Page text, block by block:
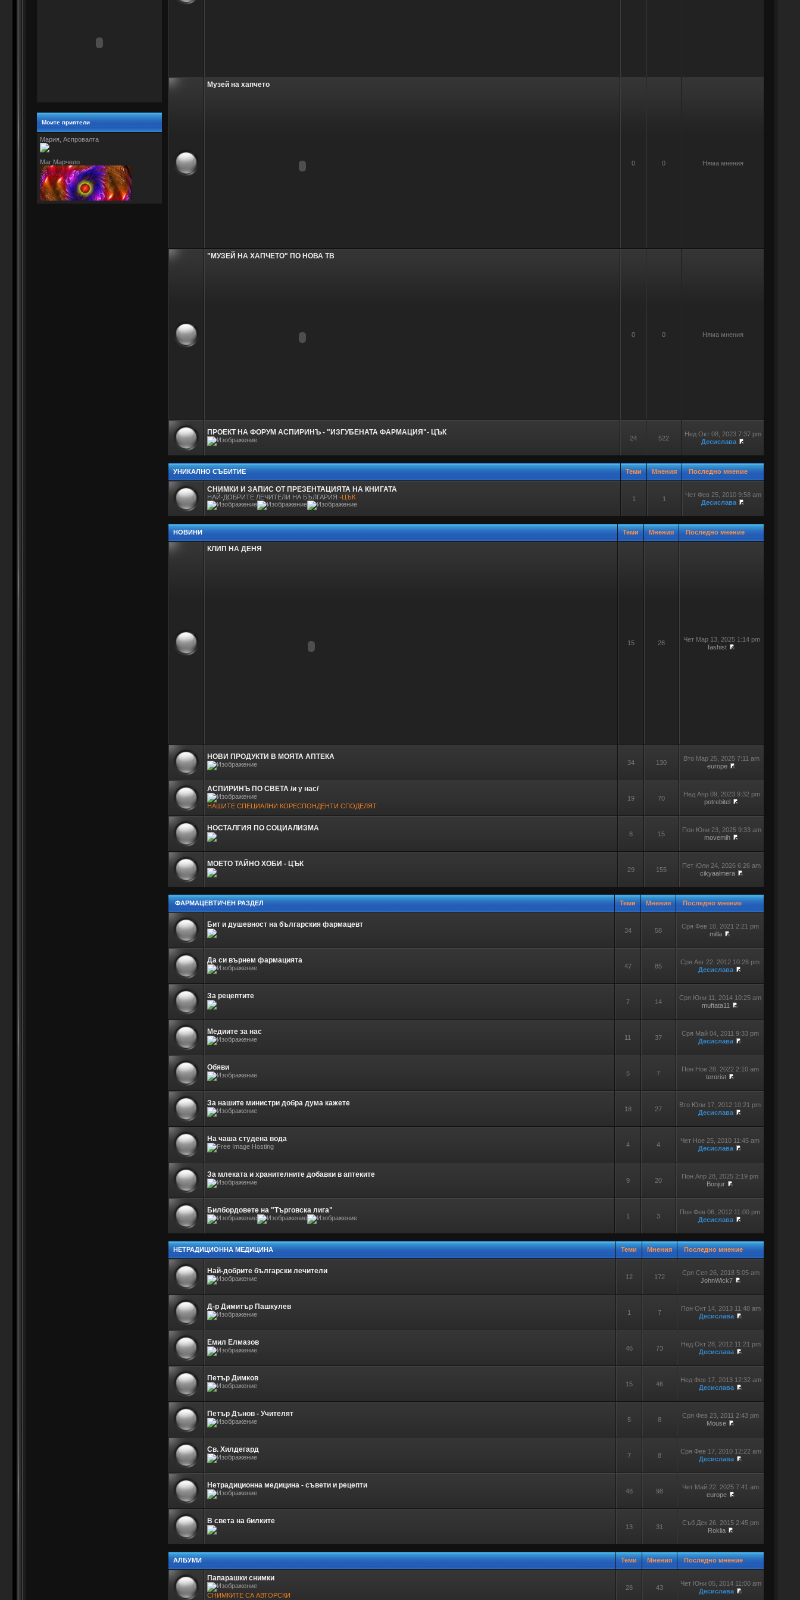
Моите приятели
Мария, Аспровалта
Маг Марчело
Музей на хапчето
0 0 Няма мнения
"МУЗЕЙ НА ХАПЧЕТО" ПО НОВА ТВ
0 0 Няма мнения
ПРОЕКТ НА ФОРУМ АСПИРИНЪ - "ИЗГУБЕНАТА ФАРМАЦИЯ"- ЦЪК
24 522
Нед Окт 08, 2023 7:37 pm
Десислава
УНИКАЛНО СЪБИТИЕ Теми Мнения Последно мнение
СНИМКИ И ЗАПИС ОТ ПРЕЗЕНТАЦИЯТА НА КНИГАТА
НАЙ-ДОБРИТЕ ЛЕЧИТЕЛИ НА БЪЛГАРИЯ -ЦЪК 1 1
Чет Фев 25, 2010 9:58 am
Десислава
НОВИНИ Теми Мнения Последно мнение
КЛИП НА ДЕНЯ
15 28
Чет Мар 13, 2025 1:14 pm
fashist
НОВИ ПРОДУКТИ В МОЯТА АПТЕКА
34 130
Вто Мар 25, 2025 7:11 am
europe
АСПИРИНЪ ПО СВЕТА /и у нас/
НАШИТЕ СПЕЦИАЛНИ КОРЕСПОНДЕНТИ СПОДЕЛЯТ
19 70
Нед Апр 09, 2023 9:32 pm
potrebitel
НОСТАЛГИЯ ПО СОЦИАЛИЗМА
8 15
Пон Юни 23, 2025 9:33 am
movemih
МОЕТО ТАЙНО ХОБИ - ЦЪК
29 155
Пет Юли 24, 2026 6:26 am
cikyaalmera
ФАРМАЦЕВТИЧЕН РАЗДЕЛ Теми Мнения Последно мнение
Бит и душевност на българския фармацевт
34 58
Сря Фев 10, 2021 2:21 pm
milla
Да си върнем фармацията
47 85
Сря Авг 22, 2012 10:28 pm
Десислава
За рецептите
7 14
Сря Юни 11, 2014 10:25 am
muftata11
Медиите за нас
11 37
Сря Май 04, 2011 9:33 pm
Десислава
Обяви
5 7
Пон Ное 28, 2022 2:10 am
terorist
За нашите министри добра дума кажете
18 27
Вто Юли 17, 2012 10:21 pm
Десислава
На чаша студена вода
4 4
Чет Ное 25, 2010 11:45 am
Десислава
За млеката и хранителните добавки в аптеките
9 20
Пон Апр 28, 2025 2:19 pm
Bonjur
Билбордовете на "Търговска лига"
1 3
Пон Фев 06, 2012 11:00 pm
Десислава
НЕТРАДИЦИОННА МЕДИЦИНА Теми Мнения Последно мнение
Най-добрите български лечители
12 172
Сря Сеп 26, 2018 5:05 am
JohnWick7
Д-р Димитър Пашкулев
1 7
Пон Окт 14, 2013 11:48 am
Десислава
Емил Елмазов
46 73
Нед Окт 28, 2012 11:21 pm
Десислава
Петър Димков
15 46
Нед Фев 17, 2013 12:32 am
Десислава
Петър Дънов - Учителят
5 8
Сря Фев 23, 2011 2:43 pm
Mouse
Св. Хилдегард
7 8
Сря Фев 17, 2010 12:22 am
Десислава
Нетрадиционна медицина - съвети и рецепти
48 98
Чет Май 22, 2025 7:41 am
europe
В света на билките
13 31
Съб Дек 26, 2015 2:45 pm
Roklia
АЛБУМИ Теми Мнения Последно мнение
Папарашки снимки
СНИМКИТЕ СА АВТОРСКИ
28 43
Чет Юни 05, 2014 11:00 am
Десислава